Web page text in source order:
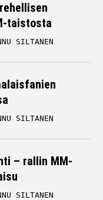
taistosta
SILTANEN
SILTANEN
– rallin MM-
SILTANEN